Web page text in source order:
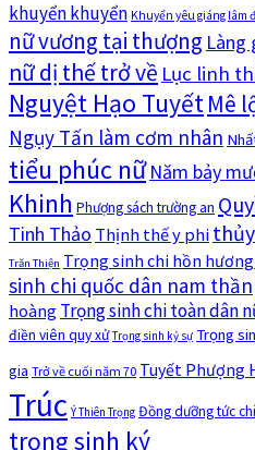
khuyển khuyển Khuyển yêu giáng lâm
nữ vương tại thượng Làng
nữ dị thế trở về Lục linh
Nguyệt Hạo TuyếtMê
Ngụy Tấn làm cơm nhân
tiểu phúc nữ Năm bảy
Khinh Phượng sách trường an
Tinh Thảo Thịnh thế y phi
Trăn Thiện Trọng sinh chi hồn
sinh chi quốc dân nam thần
hoàng Trọng sinh chi toàn dân
điền viên quy xử Trọng sinh kỷ sự Trọng
gia Trở về cuối năm 70 Tuyết Phượng
Trúc Ý Thiên Trọng Đồng dưỡng tức
trọng sinh ký